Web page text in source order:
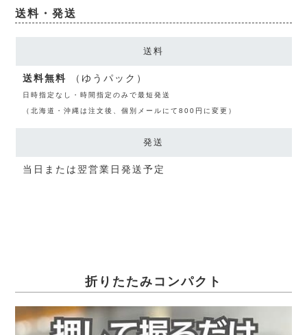
送料・発送
送料
送料無料 （ゆうパック）
日時指定なし・時間指定のみで最短発送
（北海道・沖縄は注文後、個別メールにて800円に変更）
発送
当日または翌営業日発送予定
折りたたみコンパクト